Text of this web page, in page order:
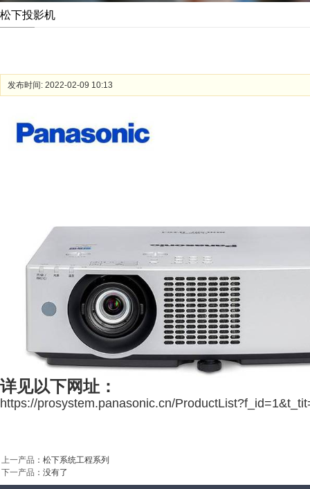
松下投影机
发布时间: 2022-02-09 10:13
详见以下网址：
https://prosystem.panasonic.cn/
上一产品 ： 松下系统工程系列
下一产品 ：没有了